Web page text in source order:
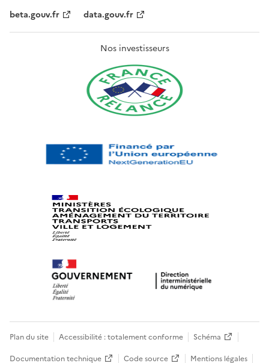
beta.gouv.fr
data.gouv.fr
Nos investisseurs
Plan du site Accessibilité : totalement conforme
Schéma
Documentation technique
Code source Mentions légales